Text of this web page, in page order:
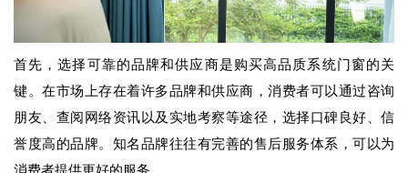
首先，选择可靠的品牌和供应商是购买高品质系统门窗的关
键。在市场上存在着许多品牌和供应商，消费者可以通过咨询
朋友、查阅网络资讯以及实地考察等途径，选择口碑良好、信
誉度高的品牌。知名品牌往往有完善的售后服务体系，可以为
消费者提供更好的服务。